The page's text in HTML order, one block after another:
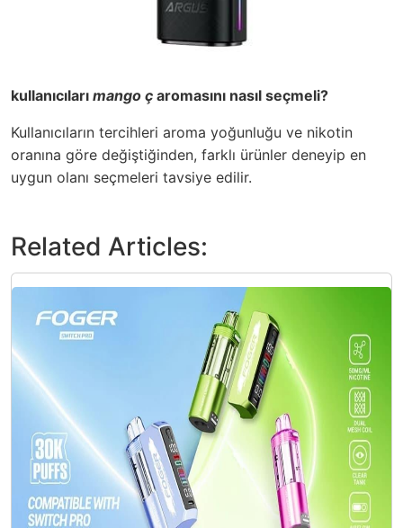
kullanıcıları mango ç aromasını nasıl seçmeli?
Kullanıcıların tercihleri aroma yoğunluğu ve nikotin
oranına göre değiştiğinden, farklı ürünler deneyip en
uygun olanı seçmeleri tavsiye edilir.
Related Articles: